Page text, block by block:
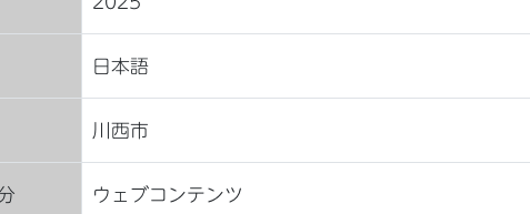
日本語
川西市
ウェブコンテンツ